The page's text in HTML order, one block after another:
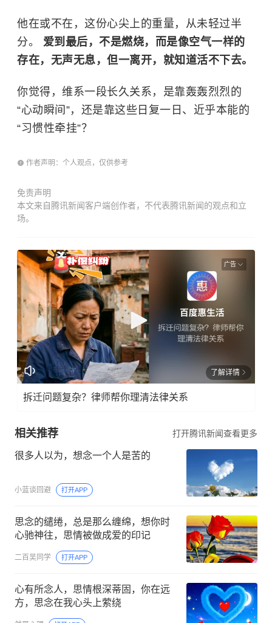
他在或不在，这份心尖上的重量，从未轻过半
分。 爱到最后，不是燃烧，而是像空气一样的
存在，无声无息，但一离开，就知道活不下去。
你觉得，维系一段长久关系，是靠轰轰烈烈的
“心动瞬间”，还是靠这些日复一日、近乎本能的
“习惯性牵挂”？
作者声明：个人观点，仅供参考
免责声明
本文来自腾讯新闻客户端创作者，不代表腾讯新闻的观点和立
场。
广告
了解详情
拆迁问题复杂？律师帮你理清法律关系
相关推荐 打开腾讯新闻查看更多
很多人以为，想念一个人是苦的
小蓝谈回避 打开APP
思念的缱绻，总是那么缠绵，想你时
心驰神往，思情被做成爱的印记
二百吴同学 打开APP
心有所念人，思情根深蒂固，你在远
方，思念在我心头上萦绕